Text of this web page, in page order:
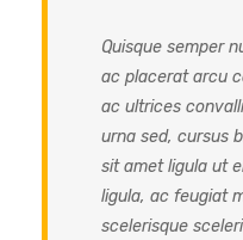
Quisque semper
ac placerat arcu
ac ultrices
urna sed, cursus
sit amet ligula ut
ligula, ac feugiat
scelerisque